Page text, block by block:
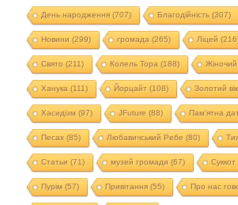
День народження(707) Благодійність (307)
Новини (299) громада (265) Ліцей
Свято (211) Колель Тора (188) Жіночий
Ханука (111) Йорцайт (108) Золотий вік
Хасидізм (97) JFuture (88) Пам'ятна
Песах(85) Любавичський Ребе (80)
Статьи (71) музей громади (67) Суккот
Пурім (57) Привітання(55) Про нас